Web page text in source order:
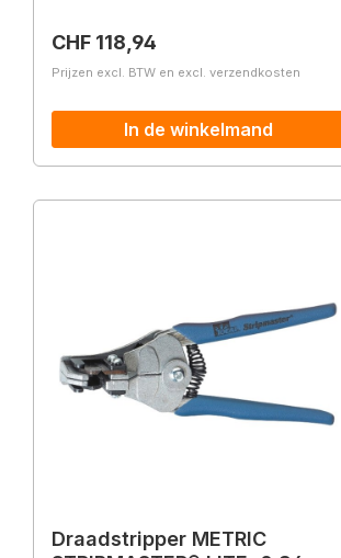
Normale prijs:
CHF 118,94
Prijzen excl. BTW en excl. verzendkosten
In de winkelmand
Draadstripper METRIC